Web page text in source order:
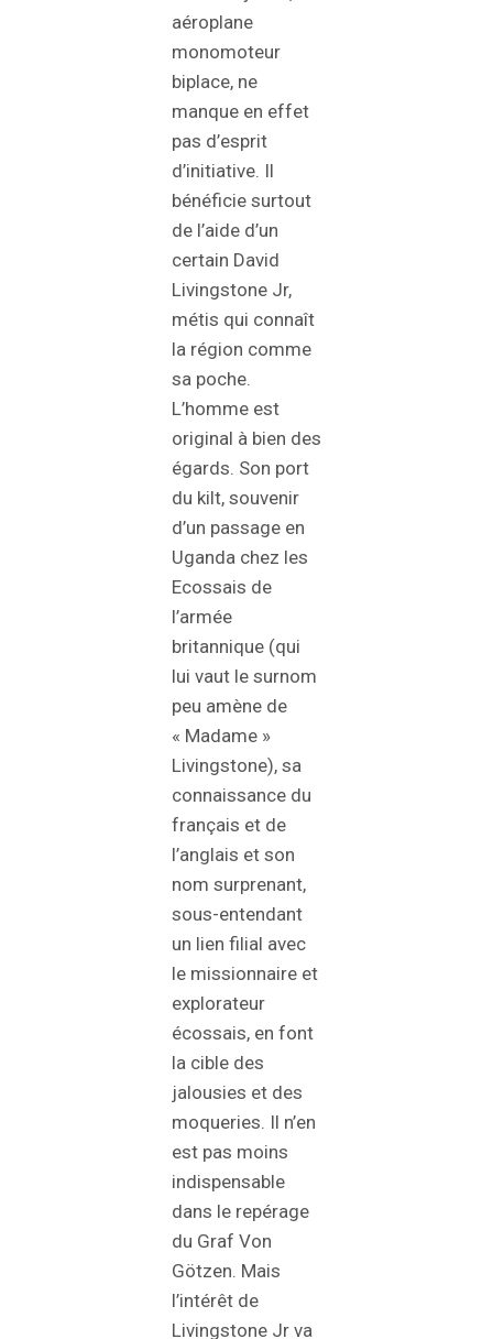
aéroplane
monomoteur
biplace, ne
manque en effet
pas d’esprit
d’initiative. Il
bénéficie surtout
de l’aide d’un
certain David
Livingstone Jr,
métis qui connaît
la région comme
sa poche.
L’homme est
original à bien des
égards. Son port
du kilt, souvenir
d’un passage en
Uganda chez les
Ecossais de
l’armée
britannique (qui
lui vaut le surnom
peu amène de
« Madame »
Livingstone), sa
connaissance du
français et de
l’anglais et son
nom surprenant,
sous-entendant
un lien filial avec
le missionnaire et
explorateur
écossais, en font
la cible des
jalousies et des
moqueries. Il n’en
est pas moins
indispensable
dans le repérage
du Graf Von
Götzen. Mais
l’intérêt de
Livingstone Jr va